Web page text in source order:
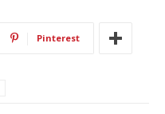
Pinterest